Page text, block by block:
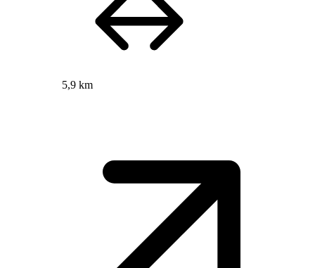
5,9 km